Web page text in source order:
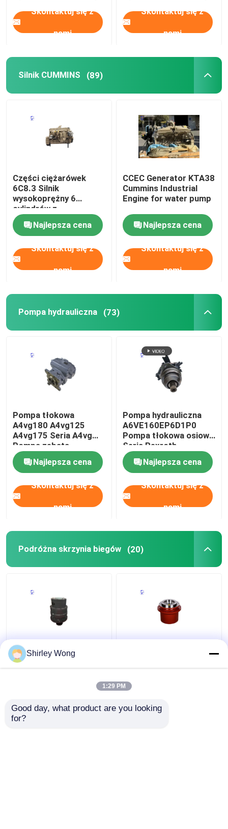
Skontaktuj się z
nami
Skontaktuj się z
nami
Silnik CUMMINS (89)
Części ciężarówek
6C8.3 Silnik
wysokoprężny 6
cylindrów z
elektrycznym układem
uruchamiania
Najlepsza cena
Skontaktuj się z
nami
CCEC Generator KTA38
Cummins Industrial
Engine for water pump
Najlepsza cena
Skontaktuj się z
nami
Pompa hydrauliczna (73)
Pompa tłokowa
A4vg180 A4vg125
A4vg175 Seria A4vg
Pompa zębata
hydrauliczna
Najlepsza cena
Skontaktuj się z
nami
Pompa hydrauliczna
A6VE160EP6D1P0
Pompa tłokowa osiowa
Seria Rexroth
A6VE160
Najlepsza cena
Skontaktuj się z
nami
Podróżna skrzynia biegów (20)
Ciężki i twardy
mechanizm obrotowy
Reduktor planety IP65
dla ciężkich maszyn
przemysłowych
Shirley Wong
1:29 PM
Good day, what product are you looking
for?